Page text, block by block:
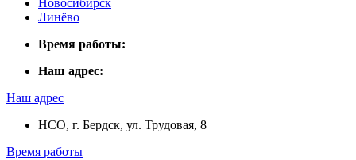
Новосибирск
Линёво
Время работы:
Наш адрес:
Наш адрес
НСО, г. Бердск, ул. Трудовая, 8
Время работы